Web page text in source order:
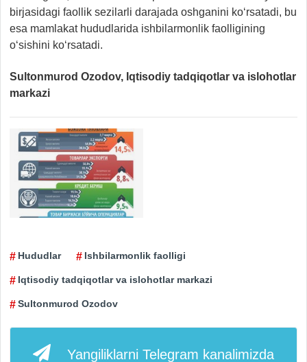
birjasidagi faollik sezilarli darajada oshganini ko‘rsatadi, bu
esa mamlakat hududlarida ishbilarmonlik faolligining
o‘sishini ko‘rsatadi.
Sultonmurod Ozodov, Iqtisodiy tadqiqotlar va islohotlar
markazi
Hududlar Ishbilarmonlik faolligi
Iqtisodiy tadqiqotlar va islohotlar markazi
Sultonmurod Ozodov
Yangiliklarni Telegram kanalimizda